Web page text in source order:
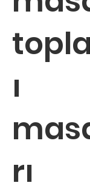
ı
rı